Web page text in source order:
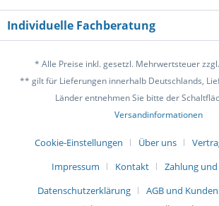
Individuelle Fachberatung
* Alle Preise inkl. gesetzl. Mehrwertsteuer zzgl.
** gilt für Lieferungen innerhalb Deutschlands,
Länder entnehmen Sie bitte der
Versandinformationen
Cookie-Einstellungen Über uns
Impressum
Kontakt
Zahlung
Datenschutzerklärung
AGB und